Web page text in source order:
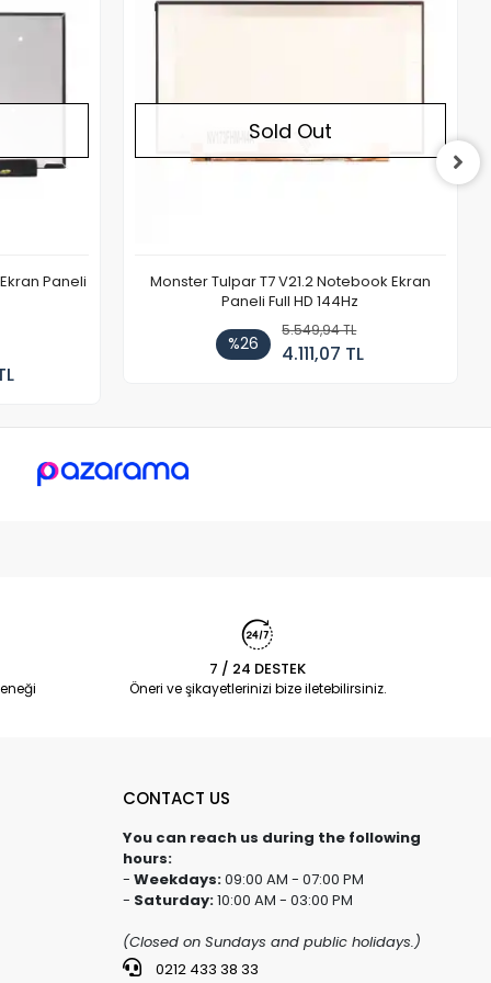
Paneli
Sold Out
Monster Tulpar T7 V21.2 Notebook Ekran
Paneli Full HD 144Hz
%26
5.549,94 TL
4.111,07 TL
7 / 24 DESTEK
Öneri ve şikayetlerinizi bize iletebilirsiniz.
CONTACT US
You can reach us during the following
hours:
- Weekdays:09:00 AM - 07:00 PM
- Saturday:10:00 AM - 03:00 PM
(Closed on Sundays and public holidays.)
0212 433 38 33